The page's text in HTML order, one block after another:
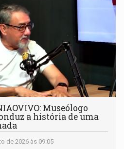
Museólogo
a história de uma
de 2026 às 09:05